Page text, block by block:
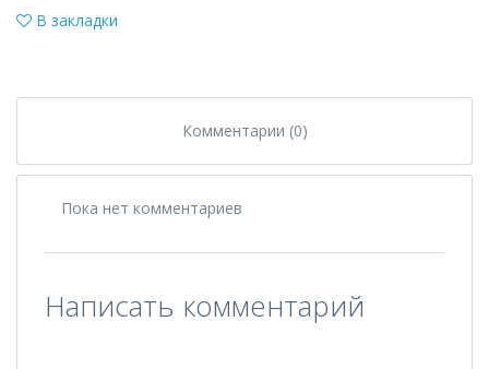
В закладки
Комментарии (0)
Пока нет комментариев
Написать комментарий